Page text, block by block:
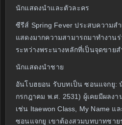
นักแสดงนำและตัวละคร
ซีรีส์ Spring Fever ประสบความส
แสดงมากความสามารถมาทำงาน
ระหว่างพระนางหลักที่เป็นจุดขายส
นักแสดงนำชาย
อันโบฮยอน รับบทเป็น ซอนแจกยู:
กรกฎาคม พ.ศ. 2531) ผู้เคยมีผลง
เช่น Itaewon Class, My Name แ
ซอนแจกยู เขาต้องสวมบทบาทชา